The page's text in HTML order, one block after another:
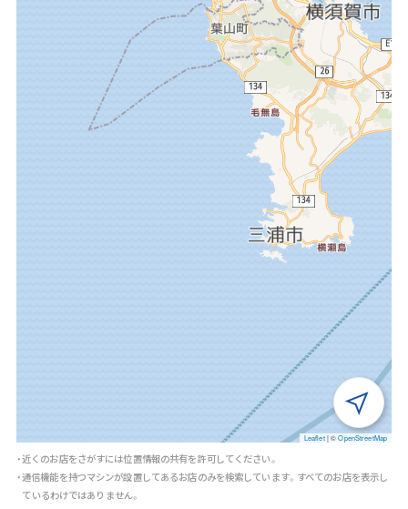
Leaflet |©OpenStreetMap
・近くのお店をさがすには位置情報の共有を許可してください。
・通信機能を持つマシンが設置してあるお店のみを検索しています。すべてのお店を表示し
ているわけではありません。